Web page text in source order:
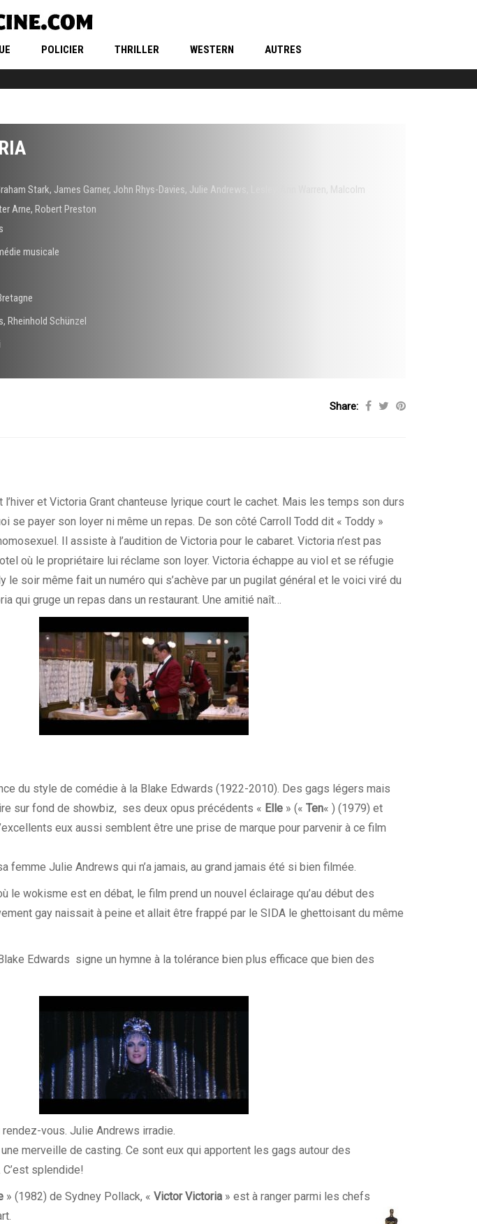
POLICIER THRILLER WESTERN AUTRES
Stark, James Garner, John Rhys-Davies, Julie Andrews
Malcolm
Arne, Robert Preston
musicale
, Rheinhold Schünzel
Share:
l’hiver et Victoria Grant chanteuse lyrique court le cachet. Mais les temps son durs
se payer son loyer ni même un repas. De son côté Carroll Todd dit « Toddy »
Il assiste à l’audition de Victoria pour le cabaret. Victoria n’est pas
où le propriétaire lui réclame son loyer. Victoria échappe au viol et se réfugie
le soir même fait un numéro qui s’achève par un pugilat général et le voici viré du
qui gruge un repas dans un restaurant. Une amitié naît…
du style de comédie à la Blake Edwards (1922-2010). Des gags légers mais
sur fond de showbiz, ses deux opus précédents « Elle » (« Ten« ) (1979) et
eux aussi semblent être une prise de marque pour parvenir à ce film
femme Julie Andrews qui n’a jamais, au grand jamais été si bien filmée.
le wokisme est en débat, le film prend un nouvel éclairage qu’au début des
gay naissait à peine et allait être frappé par le SIDA le ghettoisant du même
Edwards signe un hymne à la tolérance bien plus efficace que bien des
rendez-vous. Julie Andrews irradie.
merveille de casting. Ce sont eux qui apportent les gags autour des
splendide!
» (1982) de Sydney Pollack, « Victor Victoria » est à ranger parmi les chefs